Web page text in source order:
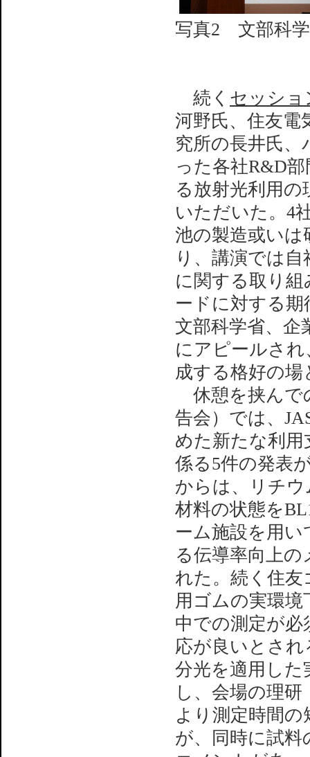
写真2 文部科
続く セッショ
河野氏、住友電
究所の長井氏
った各社R&D
る放射光利用
いただいた。4
池の製造或いは
り、講演では
に関する取り
ードに対する
文部科学省、企
にアピールされ
成する格好の
休憩を挟んで
告会）では、
めた新たな利
係る5件の発表
からは、リチ
材料の状態を
ーム施設を用
る伝導率向上
れた。続く住友
用ゴムの実環
中での測定が
応が良いとさ
分光を適用した
し、会場の理
より測定時間
が、同時に試